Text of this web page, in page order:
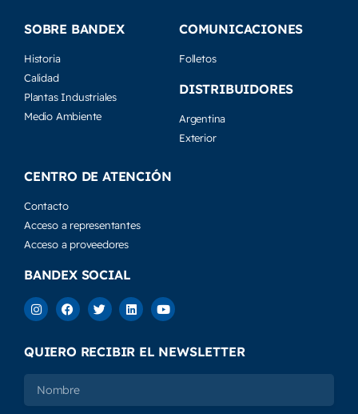
SOBRE BANDEX
Historia
Calidad
Plantas Industriales
Medio Ambiente
COMUNICACIONES
Folletos
DISTRIBUIDORES
Argentina
Exterior
CENTRO DE ATENCIÓN
Contacto
Acceso a representantes
Acceso a proveedores
BANDEX SOCIAL
QUIERO RECIBIR EL NEWSLETTER